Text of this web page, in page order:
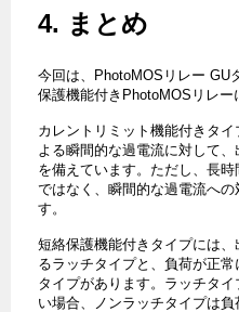
4. まとめ
今回は、PhotoMOSリレー GU
保護機能付きPhotoMOSリレー
カレントリミット機能付きタ
よる瞬間的な過電流に対して
を備えています。ただし、長
ではなく、瞬間的な過電流へ
す。
短絡保護機能付きタイプには
るラッチタイプと、負荷が正
タイプがあります。ラッチタ
い場合、ノンラッチタイプは